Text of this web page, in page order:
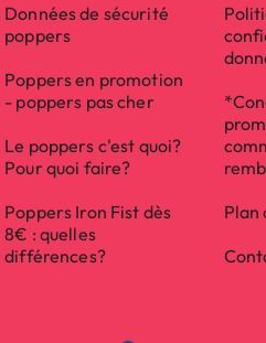
(13 avis)
Données de sécurité
poppers
Poppers en promotion
- poppers pas cher
Le poppers c'est quoi?
Pour quoi faire?
Poppers Iron Fist dès
8€ : quelles
différences?
Plan